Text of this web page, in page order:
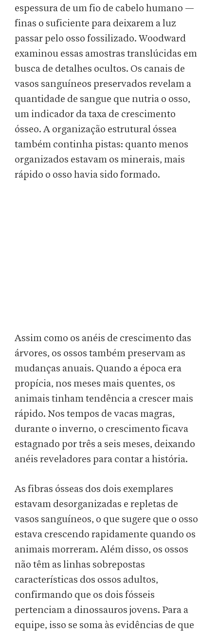
espessura de um fio de cabelo humano —
finas o suficiente para deixarem a luz
passar pelo osso fossilizado. Woodward
examinou essas amostras translúcidas em
busca de detalhes ocultos. Os canais de
vasos sanguíneos preservados revelam a
quantidade de sangue que nutria o osso,
um indicador da taxa de crescimento
ósseo. A organização estrutural óssea
também continha pistas: quanto menos
organizados estavam os minerais, mais
rápido o osso havia sido formado.
Assim como os anéis de crescimento das
árvores, os ossos também preservam as
mudanças anuais. Quando a época era
propícia, nos meses mais quentes, os
animais tinham tendência a crescer mais
rápido. Nos tempos de vacas magras,
durante o inverno, o crescimento ficava
estagnado por três a seis meses, deixando
anéis reveladores para contar a história.
As fibras ósseas dos dois exemplares
estavam desorganizadas e repletas de
vasos sanguíneos, o que sugere que o osso
estava crescendo rapidamente quando os
animais morreram. Além disso, os ossos
não têm as linhas sobrepostas
características dos ossos adultos,
confirmando que os dois fósseis
pertenciam a dinossauros jovens. Para a
equipe, isso se soma às evidências de que